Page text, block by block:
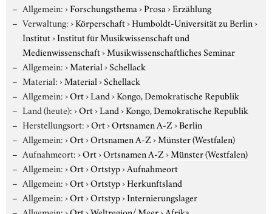
Allgemein:›Forschungsthema›Prosa›Erzählung
Verwaltung:›Körperschaft›Humboldt-Universität zu Berlin›
Institut›Institut für Musikwissenschaft und
Medienwissenschaft›Musikwissenschaftliches Seminar
Allgemein:›Material›Schellack
Material:›Material›Schellack
Allgemein:›Ort›Land›Kongo, Demokratische Republik
Land (heute):›Ort›Land›Kongo, Demokratische Republik
Herstellungsort:›Ort›Ortsnamen A-Z›Berlin
Allgemein:›Ort›Ortsnamen A-Z›Münster (Westfalen)
Aufnahmeort:›Ort›Ortsnamen A-Z›Münster (Westfalen)
Allgemein:›Ort›Ortstyp›Aufnahmeort
Allgemein:›Ort›Ortstyp›Herkunftsland
Allgemein:›Ort›Ortstyp›Internierungslager